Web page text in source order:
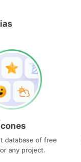
database of free
any project.